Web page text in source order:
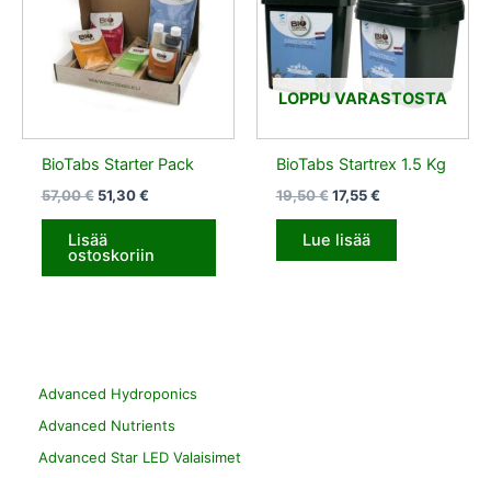
Advanced Hydroponics
Advanced Nutrients
Advanced Star LED Valaisimet
BioTabs Starter Pack
57,00€ 51,30€
Lisää
ostoskoriin
LOPPU VARASTOSTA
BioTabs Startrex 1.5 Kg
19,50€ 17,55€
Lue lisää